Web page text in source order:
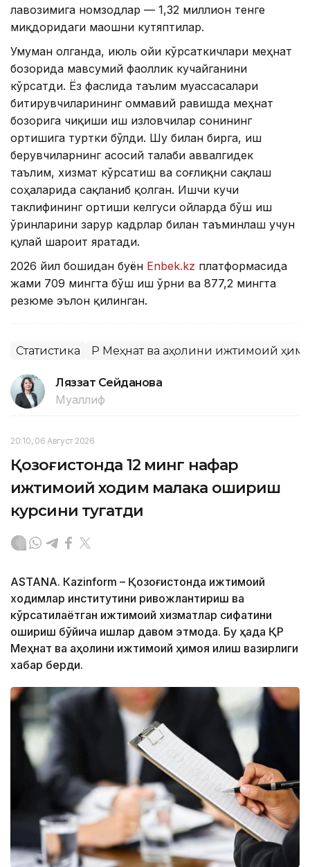
лавозимига номзодлар — 1,32 миллион тенге
миқдоридаги маошни кутяптилар.
Умуман олганда, июль ойи кўрсаткичлари меҳнат
бозорида мавсумий фаоллик кучайганини
кўрсатди. Ёз фаслида таълим муассасалари
битирувчиларининг оммавий равишда меҳнат
бозорига чиқиши иш изловчилар сонининг
ортишига туртки бўлди. Шу билан бирга, иш
берувчиларнинг асосий талаби аввалгидек
таълим, хизмат кўрсатиш ва соғлиқни сақлаш
соҳаларида сақланиб қолган. Ишчи кучи
таклифининг ортиши келгуси ойларда бўш иш
ўринларини зарур кадрлар билан таъминлаш учун
қулай шароит яратади.
2026 йил бошидан буён Enbek.kz платформасида
жами 709 мингта бўш иш ўрни ва 877,2 мингта
резюме эълон қилинган.
Статистика ҚР Меҳнат ва аҳолини ижтимоий
Ляззат Сейданова
Муаллиф
20:10, 06 Август 2026
Қозоғистонда 12 минг нафар
ижтимоий ходим малака ошириш
курсини тугатди
ASTANА. Кazinform – Қозоғистонда ижтимоий
ходимлар институтини ривожлантириш ва
кўрсатилаётган ижтимоий хизматлар сифатини
ошириш бўйича ишлар давом этмоқда. Бу ҳақда ҚР
Меҳнат ва аҳолини ижтимоий ҳимоя қилиш вазирлиги
хабар берди.